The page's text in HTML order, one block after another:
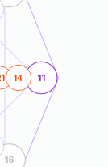
11
16
14